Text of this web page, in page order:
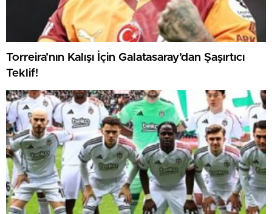
Torreira’nın Kalışı İçin Galatasaray’dan Şaşırtıcı
Teklif!